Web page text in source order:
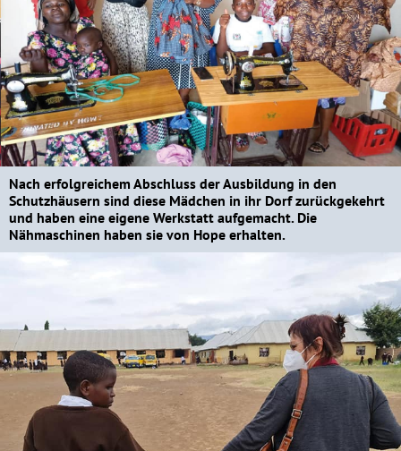
Nach erfolgreichem Abschluss der Ausbildung in den
Schutzhäusern sind diese Mädchen in ihr Dorf zurückgekehrt
und haben eine eigene Werkstatt aufgemacht. Die
Nähmaschinen haben sie von Hope erhalten.